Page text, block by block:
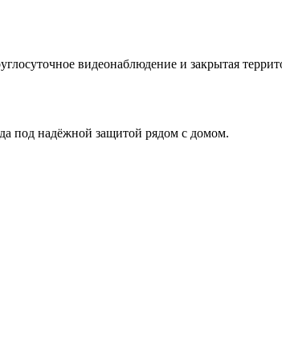
видеонаблюдение и закрытая
под надёжной защитой рядом с домом.